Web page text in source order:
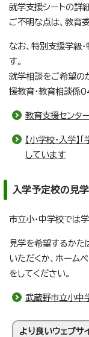
就学支援シートの詳
ご不明な点は、教育
なお、特別支援学級
す。
就学相談をご希望の
援教育・教育相談
教育支援センタ
【小学校・入学
しています
入学予定校の見
市立小・中学校では
見学を希望するかた
いただくか、ホーム
をしてください。
武蔵野市立小中
より良いウェブサ